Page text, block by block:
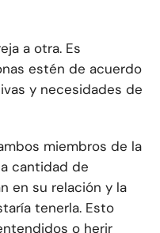
a otra. Es
estén de acuerdo
y necesidades de
miembros de la
cantidad de
en su relación y la
tenerla. Esto
o herir